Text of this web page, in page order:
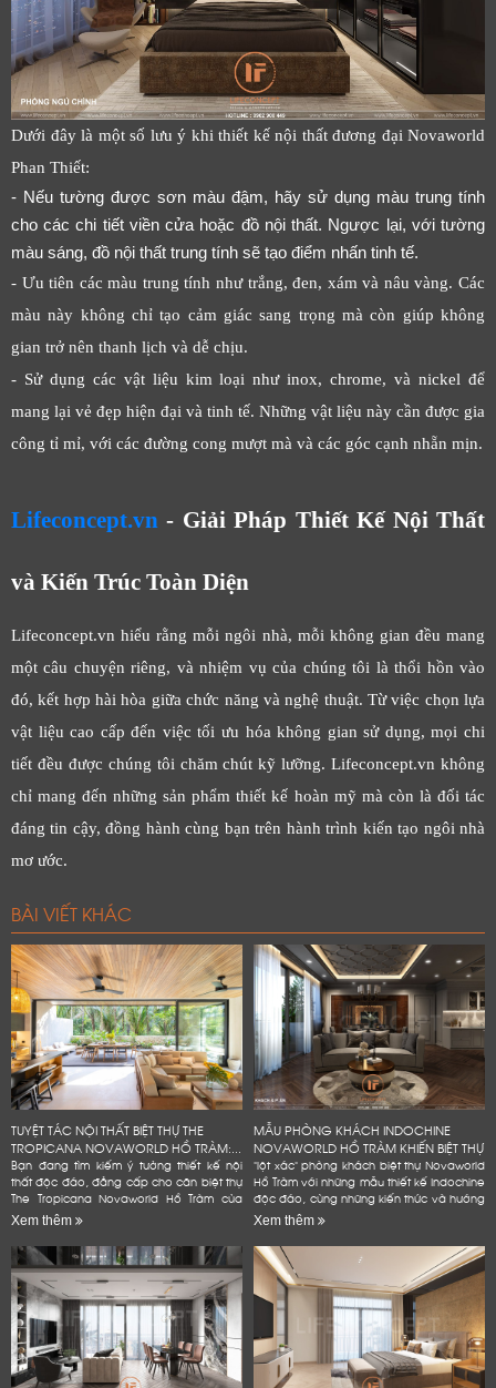
Dưới đây là một số lưu ý khi thiết kế nội thất đương đại Novaworld
Phan Thiết:
- Nếu tường được sơn màu đậm, hãy sử dụng màu trung tính
cho các chi tiết viền cửa hoặc đồ nội thất. Ngược lại, với tường
màu sáng, đồ nội thất trung tính sẽ tạo điểm nhấn tinh tế.
- Ưu tiên các màu trung tính như trắng, đen, xám và nâu vàng. Các
màu này không chỉ tạo cảm giác sang trọng mà còn giúp không
gian trở nên thanh lịch và dễ chịu.
- Sử dụng các vật liệu kim loại như inox, chrome, và nickel để
mang lại vẻ đẹp hiện đại và tinh tế. Những vật liệu này cần được gia
công tỉ mỉ, với các đường cong mượt mà và các góc cạnh nhẵn mịn.
Lifeconcept.vn - Giải Pháp Thiết Kế Nội Thất
và Kiến Trúc Toàn Diện
Lifeconcept.vn hiểu rằng mỗi ngôi nhà, mỗi không gian đều mang
một câu chuyện riêng, và nhiệm vụ của chúng tôi là thổi hồn vào
đó, kết hợp hài hòa giữa chức năng và nghệ thuật. Từ việc chọn lựa
vật liệu cao cấp đến việc tối ưu hóa không gian sử dụng, mọi chi
tiết đều được chúng tôi chăm chút kỹ lưỡng. Lifeconcept.vn không
chỉ mang đến những sản phẩm thiết kế hoàn mỹ mà còn là đối tác
đáng tin cậy, đồng hành cùng bạn trên hành trình kiến tạo ngôi nhà
mơ ước.
BÀI VIẾT KHÁC
TUYỆT TÁC NỘI THẤT BIỆT THỰ THE
TROPICANA NOVAWORLD HỒ TRÀM:...
Bạn đang tìm kiếm ý tưởng thiết kế nội
thất độc đáo, đẳng cấp cho căn biệt thự
The Tropicana Novaworld Hồ Tràm của
mình? Hãy để Lifeconcept đồng hành
Xem thêm
MẪU PHÒNG KHÁCH INDOCHINE
NOVAWORLD HỒ TRÀM KHIẾN BIỆT THỰ
"lột xác" phòng khách biệt thự Novaworld
Hồ Tràm với những mẫu thiết kế Indochine
độc đáo, cùng những kiến thức và hướng
dẫn chi tiết, dễ dàng áp dụng. Bạn
Xem thêm